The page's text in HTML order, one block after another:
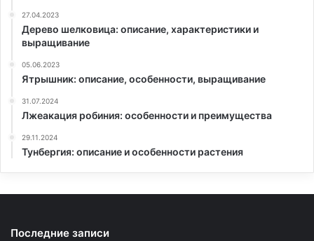
27.04.2023
Дерево шелковица: описание, характеристики и
выращивание
05.06.2023
Ятрышник: описание, особенности, выращивание
31.07.2024
Лжеакация робиния: особенности и преимущества
29.11.2024
Тунбергия: описание и особенности растения
Последние записи